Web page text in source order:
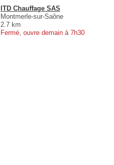
ITD Chauffage SAS
Montmerle-sur-Saône
2.7 km
Fermé, ouvre demain à 7h30